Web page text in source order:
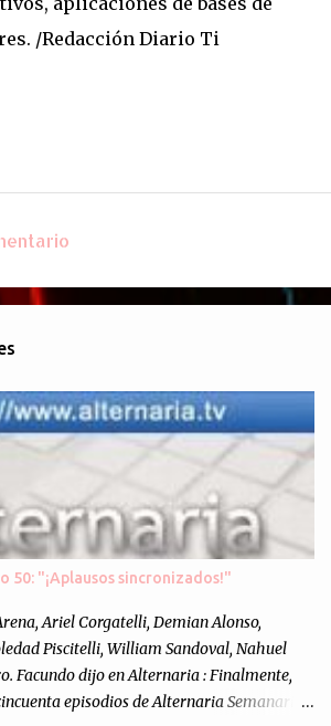
/Redacción Diario Ti
50: "¡Aplausos sincronizados!"
Ariel Corgatelli, Demian Alonso,
Piscitelli, William Sandoval, Nahuel
Facundo dijo en Alternaria : Finalmente,
episodios de Alternaria Semanario.